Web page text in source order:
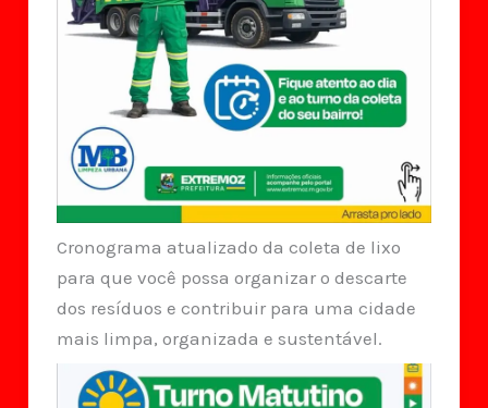
Cronograma atualizado da coleta de lixo
para que você possa organizar o descarte
dos resíduos e contribuir para uma cidade
mais limpa, organizada e sustentável.